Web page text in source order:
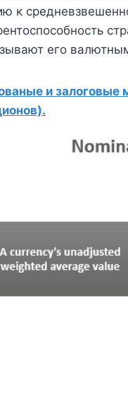
к
его
и залоговые